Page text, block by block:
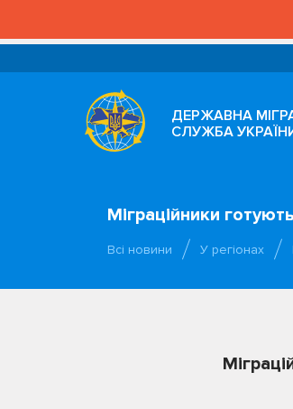
ДЕРЖАВНА
СЛУЖБА
Міграційники
Всі новини У регіонах